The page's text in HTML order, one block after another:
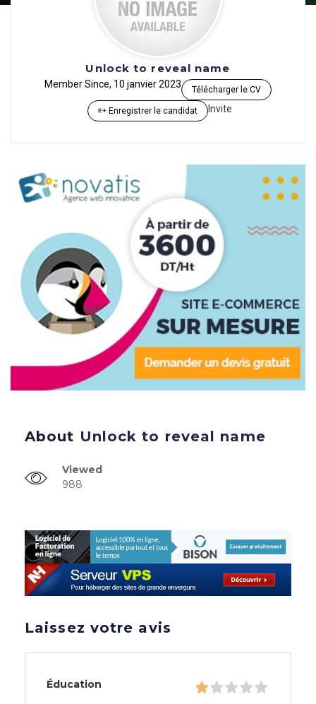
Unlock to reveal name
Member Since, 10 janvier 2023 Télécharger le CV
Enregistrer le candidat Invite
About Unlock to reveal name
Viewed
988
Laissez votre avis
Éducation